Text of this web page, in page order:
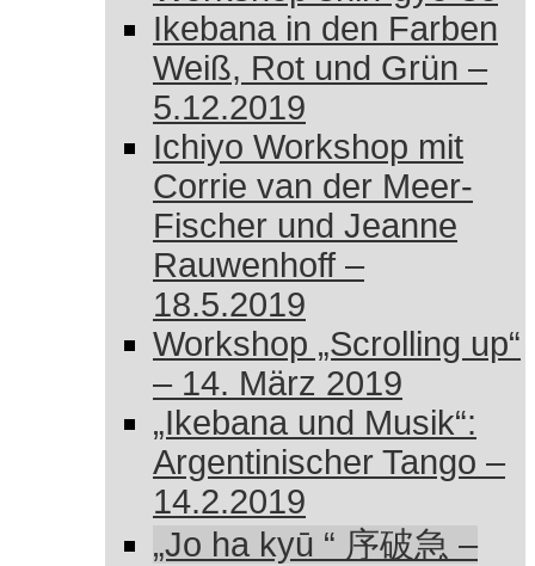
Ikebana in den Farben
Weiß, Rot und Grün –
5.12.2019
Ichiyo Workshop mit
Corrie van der Meer-
Fischer und Jeanne
Rauwenhoff –
18.5.2019
Workshop „Scrolling up“
– 14. März 2019
„Ikebana und Musik“:
Argentinischer Tango –
14.2.2019
„Jo ha kyū “ 序破急 –